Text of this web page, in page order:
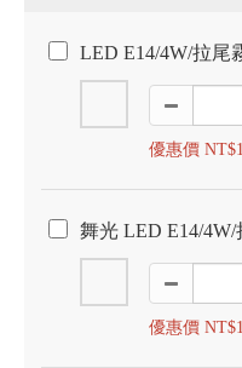
LED E14/4W/拉尾
優惠價
舞光 LED E14/
優惠價